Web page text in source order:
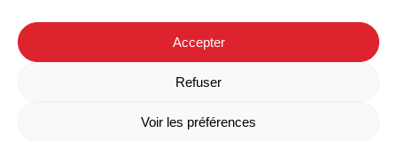
Accepter
Refuser
Voir les préférences
Suivez-nous sur Facebook
Facebook
Le Domaine de Limagne